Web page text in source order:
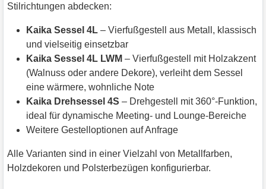
Stilrichtungen abdecken:
Kaika Sessel 4L – Vierfußgestell aus Metall, klassisch
und vielseitig einsetzbar
Kaika Sessel 4L LWM – Vierfußgestell mit Holzakzent
(Walnuss oder andere Dekore), verleiht dem Sessel
eine wärmere, wohnliche Note
Kaika Drehsessel 4S – Drehgestell mit 360°-Funktion,
ideal für dynamische Meeting- und Lounge-Bereiche
Weitere Gestelloptionen auf Anfrage
Alle Varianten sind in einer Vielzahl von Metallfarben,
Holzdekoren und Polsterbezügen konfigurierbar.